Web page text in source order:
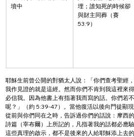
墳中
埋；誰知死的時候卻
與財主同葬（賽
53:9）
耶穌生前曾公開的對猶太人說：「你們查考聖經
我作見證的就是這經。然而你們不肯到我這裡來
必信我。因為他書上有指著我而寫的話。你們若
呢？」（約 5:39-47）。當他復活以後向門徒顯
從前與你們同在之時，告訴過你們的話說：摩西
詩篇（宰布爾）上所記的，凡指著我的話都必應
這些真理的啟示，都不是後來的人給耶穌添上去的